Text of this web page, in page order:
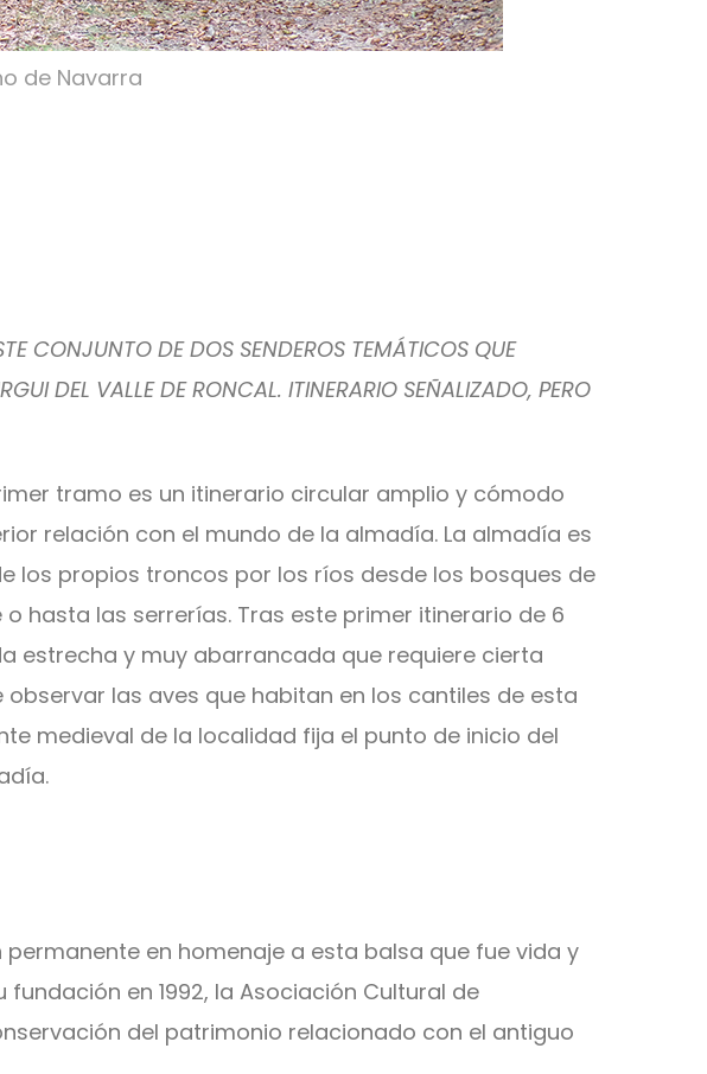
de Navarra
CONJUNTO DE DOS SENDEROS TEMÁTICOS QUE
DEL VALLE DE RONCAL. ITINERARIO SEÑALIZADO, PERO
tramo es un itinerario circular amplio y cómodo
relación con el mundo de la almadía. La almadía es
los propios troncos por los ríos desde los bosques de
hasta las serrerías. Tras este primer itinerario de 6
estrecha y muy abarrancada que requiere cierta
las aves que habitan en los cantiles de esta
medieval de la localidad fija el punto de inicio del
en homenaje a esta balsa que fue vida y
en 1992, la Asociación Cultural de
del patrimonio relacionado con el antiguo